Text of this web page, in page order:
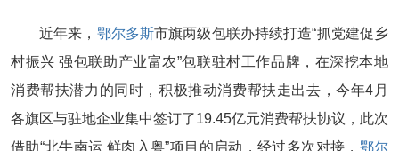
近年来， 鄂尔多斯市旗两级包联办持续打造“抓党建促乡
村振兴 强包联助产业富农”包联驻村工作品牌，在深挖本地
消费帮扶潜力的同时，积极推动消费帮扶走出去，今年4月
各旗区与驻地企业集中签订了19.45亿元消费帮扶协议，此次
借助“北牛南运 鲜肉入粤”项目的启动，经过多次对接， 鄂尔